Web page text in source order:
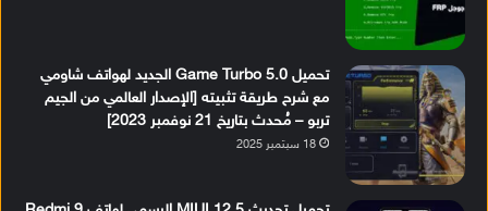
تحميل Game Turbo 5.0 الجديد لهواتف شاومي
مع شرح طريقة تثبيته [الإصدار العالمي من الجيم
تربو – مُحدث بتاريخ 21 نوفمبر 2023]
18 سبتمبر 2025